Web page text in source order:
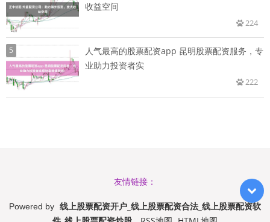
收益空间
224
5
人气最高的股票配资app 昆明股票配资服务，专
业助力投资者实
222
友情链接：
Powered by 线上股票配资开户_线上股票配资合法_线上股票配资软